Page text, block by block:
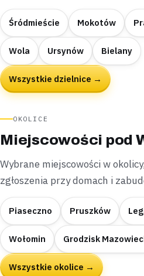
Śródmieście Mokotów
Wola Ursynów Bielany
Wszystkie dzielnice →
OKOLICE
Miejscowości pod
Wybrane miejscowości w
zgłoszenia przy domach i
Piaseczno Pruszków
Wołomin Grodzisk
Wszystkie okolice →